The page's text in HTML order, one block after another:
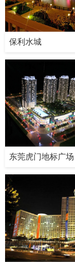
保利水城
东莞虎门地标广场